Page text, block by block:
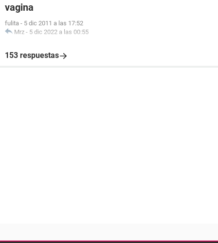
vagina
fulita - 5 dic 2011 a las 17:52
Mrz - 5 dic 2022 a las 00:55
153 respuestas